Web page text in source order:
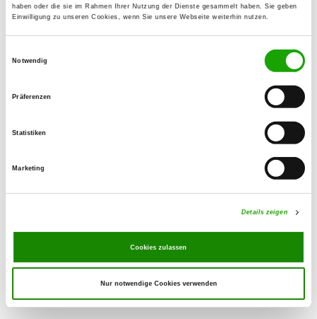
haben oder die sie im Rahmen Ihrer Nutzung der Dienste gesammelt haben. Sie geben
Einwilligung zu unseren Cookies, wenn Sie unsere Webseite weiterhin nutzen.
Notwendig
Präferenzen
Statistiken
Marketing
Details zeigen
Cookies zulassen
Nur notwendige Cookies verwenden
OG - Tangermünde
Details
Schwarzer Weg 3
Details
Schollener Strasse
OG - Tangermünder Elbbrücke
39590 Tangermünde